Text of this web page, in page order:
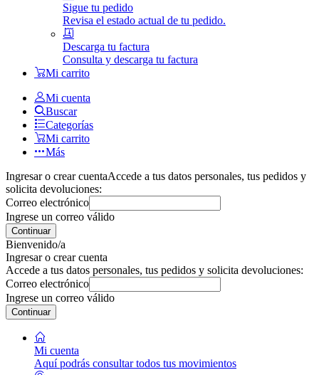
Sigue tu pedido
Revisa el estado actual de tu pedido.
Descarga tu factura
Consulta y descarga tu factura
Mi carrito
Mi cuenta
Buscar
Categorías
Mi carrito
Más
Ingresar o crear cuentaAccede a tus datos personales, tus pedidos y
solicita devoluciones:
Correo electrónico
Ingrese un correo válido
Continuar
Bienvenido/a
Ingresar o crear cuenta
Accede a tus datos personales, tus pedidos y solicita devoluciones:
Correo electrónico
Ingrese un correo válido
Continuar
Mi cuenta
Aquí podrás consultar todos tus movimientos